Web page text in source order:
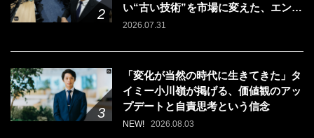
い“古い技術”を市場に変えた、エンジ
ニアの「戦う場所」の選び方
2026.07.31
「変化が当然の時代に生きてきた」タ
イミー小川嶺が掲げる、価値観のアッ
プデートと自責思考という信念
NEW! 2026.08.03